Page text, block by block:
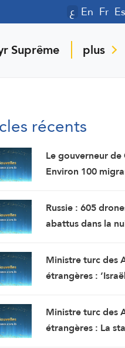
ع En Fr Es
Suprême plus
récents
Le gouverneur de
Environ 100
migrants à
Russie : 605
abattus dans la
au nord de
Ministre turc des
étrangères :
mais elle continue
obstacle à la mise
plan de paix
Ministre turc des
étrangères : La